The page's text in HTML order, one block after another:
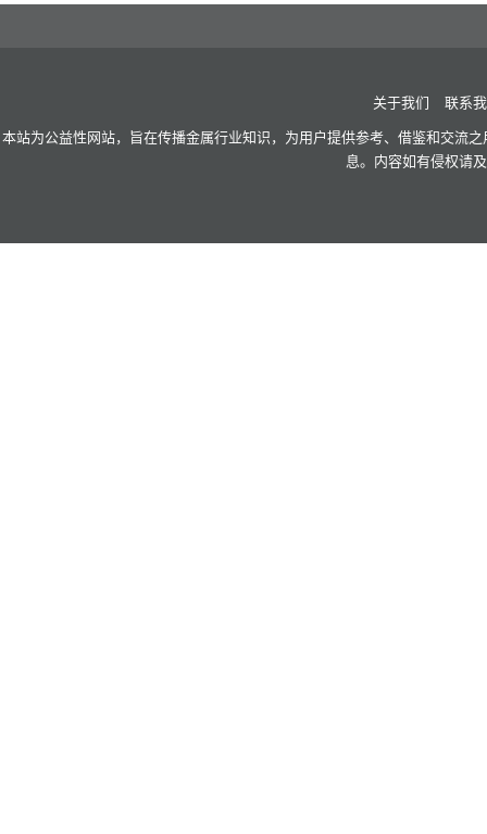
关于我们 联系
本站为公益性网站，旨在传播金属行业知识，为用户提供参考、借鉴和交流
息。内容如有侵权请